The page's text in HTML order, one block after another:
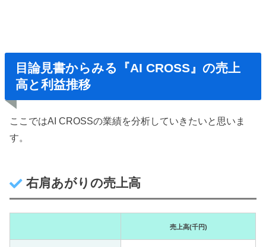
目論見書からみる『AI CROSS』の売上
高と利益推移
ここではAI CROSSの業績を分析していきたいと思いま
す。
右肩あがりの売上高
売上高(千円)